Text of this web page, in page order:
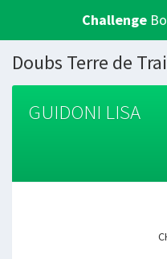
Challenge
Doubs Terre de
GUIDONI LISA